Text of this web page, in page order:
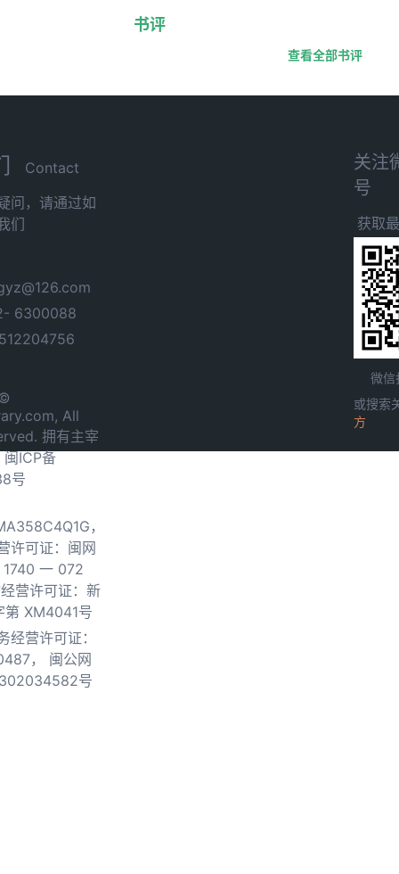
书评
查看全部书评
Contact
问，请通过如
们
6300088
All
拥有主宰
闽ICP备
号
，
许可证：闽网
一 072
营许可证：新
第 XM4041号
经营许可证：
，
闽公网
号
关注
号
获取
微信
或搜索
方